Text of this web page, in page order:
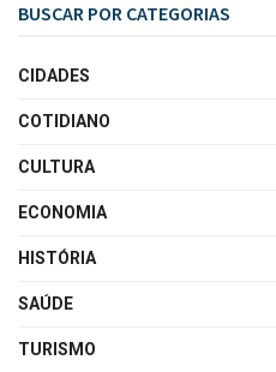
BUSCAR POR CATEGORIAS
CIDADES
COTIDIANO
CULTURA
ECONOMIA
HISTÓRIA
SAÚDE
TURISMO